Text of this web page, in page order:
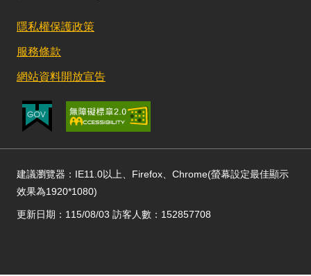
隱私權保護政策
服務條款
網站資料開放宣告
建議瀏覽器：IE11.0以上、Firefox、Chrome(螢幕設定最佳顯示
效果為1920*1080)
更新日期：115/08/03 訪客人數：152857708